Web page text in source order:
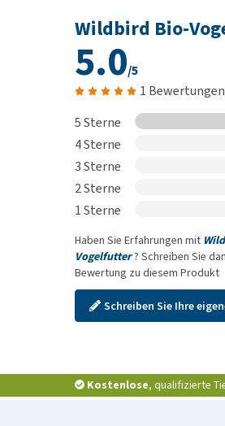
Wildbird Bio-
5.0/5
1 Bewertungen
5 Sterne
4 Sterne
3 Sterne
2 Sterne
1 Sterne
Haben Sie Erfahrungen mit
Vogelfutter? Schreiben Sie
Bewertung zu diesem Produkt
Schreiben Sie Ihre
Kostenlose, qualifizierte